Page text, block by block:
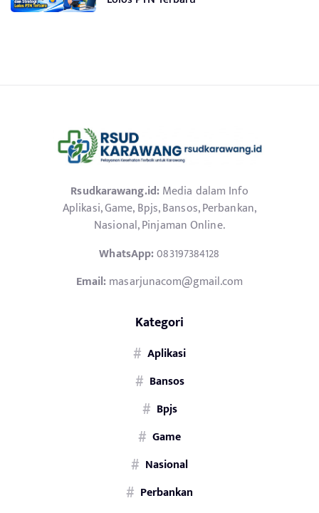
Rsudkarawang.id:Media dalam Info
Aplikasi, Game, Bpjs, Bansos, Perbankan,
Nasional, Pinjaman Online.
WhatsApp:083197384128
Email:masarjunacom@gmail.com
Kategori
Aplikasi
Bansos
Bpjs
Game
Nasional
Perbankan